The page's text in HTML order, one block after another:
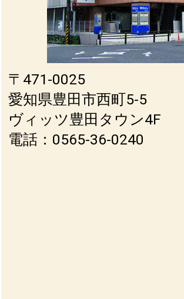
〒471-0025
愛知県豊田市西町5-5
ヴィッツ豊田タウン4F
電話：0565-36-0240